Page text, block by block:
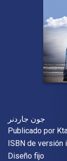
Autor(es)
جون جاردنر
Editor
Publicado por
ISBN de versión
Formato
Diseño fijo